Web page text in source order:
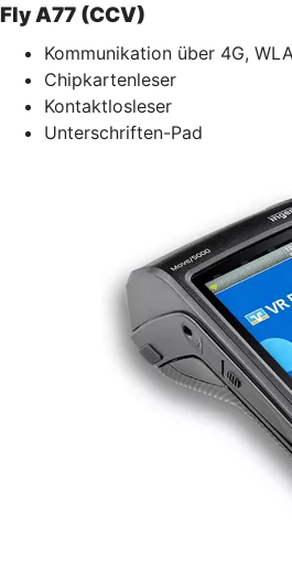
Fly A77 (CCV)
Kommunikation über 4G,
Chipkartenleser
Kontaktlosleser
Unterschriften-Pad